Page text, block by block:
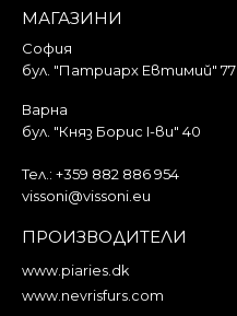
МАГАЗИНИ
София
бул. "Патриарх Евтимий" 77
Варна
бул. "Княз Борис I-ви" 40
Тел.: +359 882 886 954
vissoni@vissoni.eu
ПРОИЗВОДИТЕЛИ
www.piaries.dk
www.nevrisfurs.com